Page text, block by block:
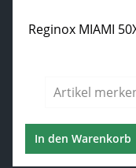
Reginox MIAMI
Artikel
In den Warenkorb